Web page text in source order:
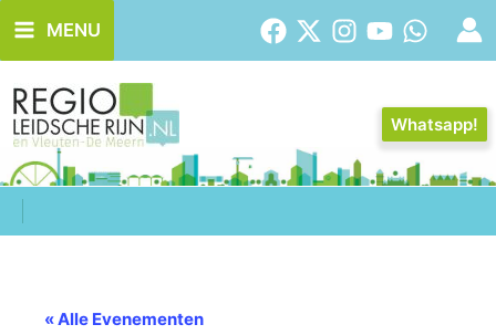
naar
de
inhoud
MENU
Whatsapp!
« Alle Evenementen